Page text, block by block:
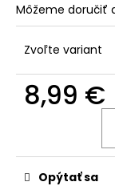
Môžeme doručiť
Zvoľte variant
8,99 €
Opýtať sa
a
m
e
HRNČEK
NAJLEPŠÍ
KOLEGA
S
MENOM